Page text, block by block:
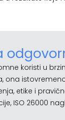
koristi u
ona
etike i
ISO 26000